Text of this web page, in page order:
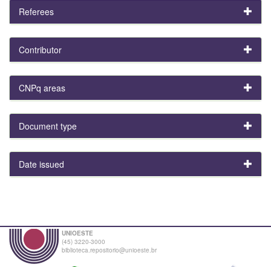
Referees
Contributor
CNPq areas
Document type
Date issued
UNIOESTE
(45) 3220-3000
biblioteca.repositorio@unioeste.br